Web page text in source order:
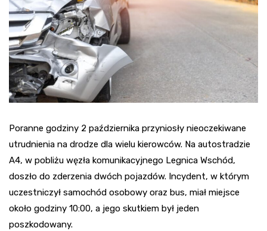
Poranne godziny 2 października przyniosły nieoczekiwane
utrudnienia na drodze dla wielu kierowców. Na autostradzie
A4, w pobliżu węzła komunikacyjnego Legnica Wschód,
doszło do zderzenia dwóch pojazdów. Incydent, w którym
uczestniczył samochód osobowy oraz bus, miał miejsce
około godziny 10:00, a jego skutkiem był jeden
poszkodowany.